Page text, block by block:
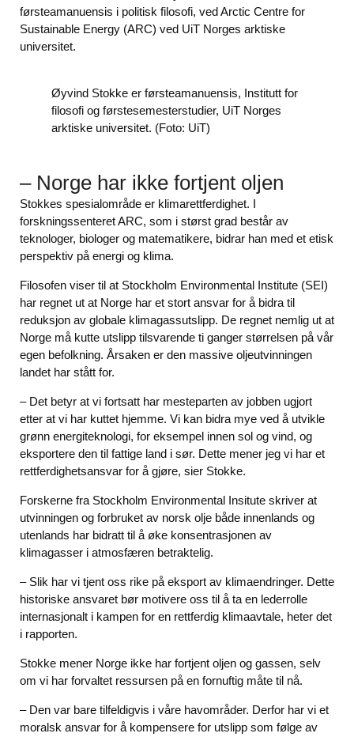
førsteamanuensis i politisk filosofi, ved Arctic Centre for
Sustainable Energy (ARC) ved UiT Norges arktiske
universitet.
Øyvind Stokke er førsteamanuensis, Institutt for
filosofi og førstesemesterstudier, UiT Norges
arktiske universitet. (Foto: UiT)
– Norge har ikke fortjent oljen
Stokkes spesialområde er klimarettferdighet. I
forskningssenteret ARC, som i størst grad består av
teknologer, biologer og matematikere, bidrar han med et etisk
perspektiv på energi og klima.
Filosofen viser til at Stockholm Environmental Institute (SEI)
har regnet ut at Norge har et stort ansvar for å bidra til
reduksjon av globale klimagassutslipp. De regnet nemlig ut at
Norge må kutte utslipp tilsvarende ti ganger størrelsen på vår
egen befolkning. Årsaken er den massive oljeutvinningen
landet har stått for.
– Det betyr at vi fortsatt har mesteparten av jobben ugjort
etter at vi har kuttet hjemme. Vi kan bidra mye ved å utvikle
grønn energiteknologi, for eksempel innen sol og vind, og
eksportere den til fattige land i sør. Dette mener jeg vi har et
rettferdighetsansvar for å gjøre, sier Stokke.
Forskerne fra Stockholm Environmental Insitute skriver at
utvinningen og forbruket av norsk olje både innenlands og
utenlands har bidratt til å øke konsentrasjonen av
klimagasser i atmosfæren betraktelig.
– Slik har vi tjent oss rike på eksport av klimaendringer. Dette
historiske ansvaret bør motivere oss til å ta en lederrolle
internasjonalt i kampen for en rettferdig klimaavtale, heter det
i rapporten.
Stokke mener Norge ikke har fortjent oljen og gassen, selv
om vi har forvaltet ressursen på en fornuftig måte til nå.
– Den var bare tilfeldigvis i våre havområder. Derfor har vi et
moralsk ansvar for å kompensere for utslipp som følge av